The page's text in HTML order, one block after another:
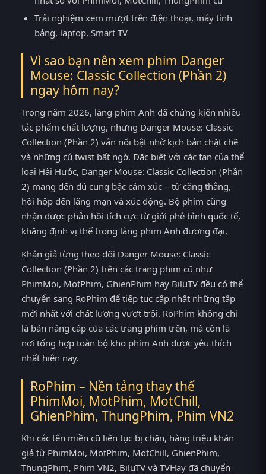
Trải nghiệm xem mượt trên điện thoại, máy tính
bảng, laptop, Smart TV
Vì sao bạn nên xem phim Danger
Mouse: Classic Collection (Phần 2)
ngay hôm nay?
Trong năm 2026, làng phim Anh đã chứng kiến nhiều
tác phẩm chất lượng, nhưng Danger Mouse: Classic
Collection (Phần 2) vẫn nổi bật nhờ kịch bản chặt chẽ
và những cú twist bất ngờ. Đặc biệt với các fan của thể
loại Hài Hước, Danger Mouse: Classic Collection (Phần
2) mang đến đủ cung bậc cảm xúc – từ căng thẳng,
hồi hộp đến lãng mạn và xúc động. Bộ phim cũng
nhận được phản hồi tích cực từ giới phê bình quốc tế,
khẳng định vị thế trong làng phim Anh đương đại.
Khán giả từng theo dõi Danger Mouse: Classic
Collection (Phần 2) trên các trang phim cũ như
PhimMoi, MotPhim, GhienPhim hay BiluTV đều có thể
chuyển sang RoPhim để tiếp tục cập nhật những tập
mới nhất với chất lượng vượt trội. RoPhim không chỉ
là bản nâng cấp của các trang phim trên, mà còn là
nơi tổng hợp toàn bộ kho phim Anh được yêu thích
nhất hiện nay.
RoPhim – Nền tảng thay thế
PhimMoi, MotPhim, MotChill,
GhienPhim, ThungPhim, Phim VN2
Khi các tên miền cũ liên tục bị chặn, hàng triệu khán
giả từ PhimMoi, MotPhim, MotChill, GhienPhim,
ThungPhim, Phim VN2, BiluTV và TVHay đã chuyển